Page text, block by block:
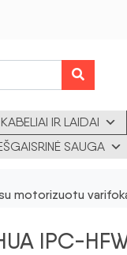
KABELIAI IR LAIDAI
SAUGA
motorizuotu
IPC-